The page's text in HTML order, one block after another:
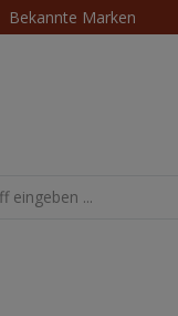
Bekannte Marken